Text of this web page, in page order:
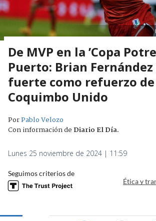
De MVP en la ’Copa
Puerto: Brian Fernández
fuerte como refuerzo de
Coquimbo Unido
PorPablo Velozo
Con información de Diario El Día.
Lunes 25 noviembre de 2024 | 11:59
Seguimos criterios de
Ética y